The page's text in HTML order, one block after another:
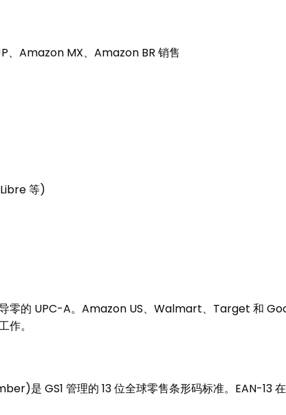
Amazon MX、Amazon BR 销售
等)
零的 UPC-A。Amazon US、Walmart、Target 和
。
GS1 管理的 13 位全球零售条形码标准。EAN-13